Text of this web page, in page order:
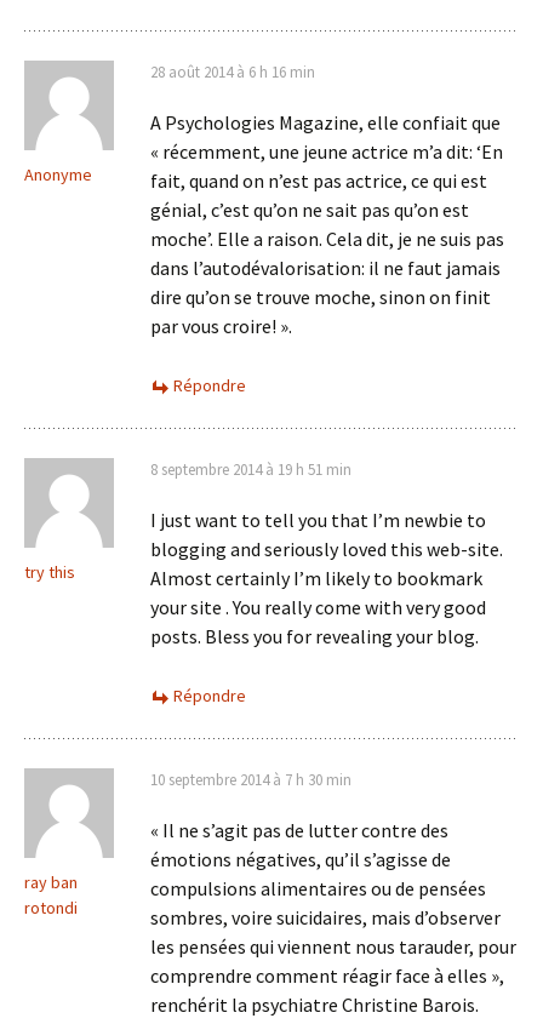
Anonyme
28 août 2014 à 6 h 16 min
A Psychologies Magazine, elle confiait que
« récemment, une jeune actrice m’a dit: ‘En
fait, quand on n’est pas actrice, ce qui est
génial, c’est qu’on ne sait pas qu’on est
moche’. Elle a raison. Cela dit, je ne suis pas
dans l’autodévalorisation: il ne faut jamais
dire qu’on se trouve moche, sinon on finit
par vous croire! ».
Répondre
try this
8 septembre 2014 à 19 h 51 min
I just want to tell you that I’m newbie to
blogging and seriously loved this web-site.
Almost certainly I’m likely to bookmark
your site . You really come with very good
posts. Bless you for revealing your blog.
Répondre
ray ban
rotondi
10 septembre 2014 à 7 h 30 min
« Il ne s’agit pas de lutter contre des
émotions négatives, qu’il s’agisse de
compulsions alimentaires ou de pensées
sombres, voire suicidaires, mais d’observer
les pensées qui viennent nous tarauder, pour
comprendre comment réagir face à elles »,
renchérit la psychiatre Christine Barois.